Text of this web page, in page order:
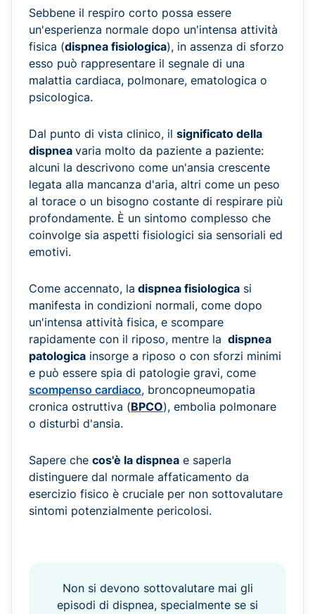
Sebbene il respiro corto possa essere
un'esperienza normale dopo un'intensa attività
fisica (dispnea fisiologica), in assenza di sforzo
esso può rappresentare il segnale di una
malattia cardiaca, polmonare, ematologica o
psicologica.
Dal punto di vista clinico, il significato della
dispnea varia molto da paziente a paziente:
alcuni la descrivono come un'ansia crescente
legata alla mancanza d'aria, altri come un peso
al torace o un bisogno costante di respirare più
profondamente. È un sintomo complesso che
coinvolge sia aspetti fisiologici sia sensoriali ed
emotivi.
Come accennato, la dispnea fisiologica si
manifesta in condizioni normali, come dopo
un'intensa attività fisica, e scompare
rapidamente con il riposo, mentre la dispnea
patologica insorge a riposo o con sforzi minimi
e può essere spia di patologie gravi, come
scompenso cardiaco, broncopneumopatia
cronica ostruttiva (BPCO), embolia polmonare
o disturbi d'ansia.
Sapere che cos'è la dispnea e saperla
distinguere dal normale affaticamento da
esercizio fisico è cruciale per non sottovalutare
sintomi potenzialmente pericolosi.
Non si devono sottovalutare mai gli
episodi di dispnea, specialmente se si